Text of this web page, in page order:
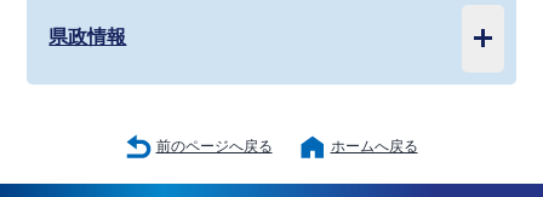
県政情報
前のページへ戻る ホームへ戻る